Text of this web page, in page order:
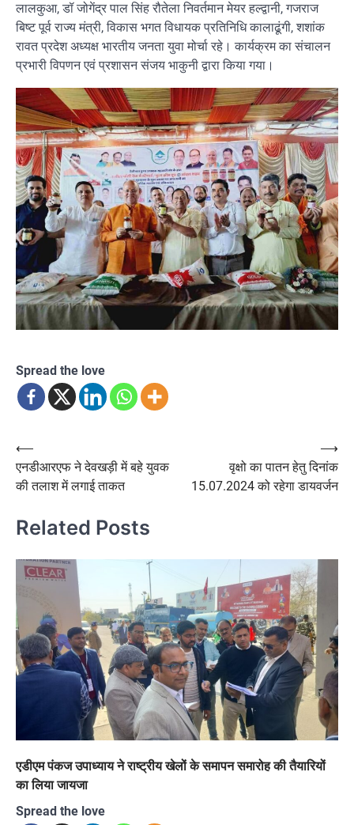
लालकुआ, डॉ जोगेंद्र पाल सिंह रौतेला निवर्तमान मेयर हल्द्वानी, गजराज
बिष्ट पूर्व राज्य मंत्री, विकास भगत विधायक प्रतिनिधि कालाढूंगी, शशांक
रावत प्रदेश अध्यक्ष भारतीय जनता युवा मोर्चा रहे। कार्यक्रम का संचालन
प्रभारी विपणन एवं प्रशासन संजय भाकुनी द्वारा किया गया।
Spread the love
Post
navigation
⟵
एनडीआरएफ ने देवखड़ी में बहे युवक
की तलाश में लगाई ताकत
वृक्षो का पातन हेतु दिनांक
15.07.2024 को रहेगा डायवर्जन
⟶
Related Posts
एडीएम पंकज उपाध्याय ने राष्ट्रीय खेलों के समापन समारोह की तैयारियों
का लिया जायजा
Spread the love